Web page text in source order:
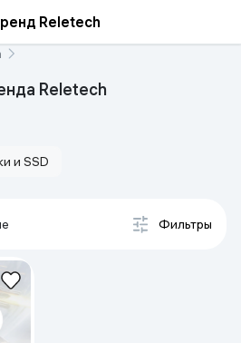
Reletech
Reletech
и SSD
Фильтры